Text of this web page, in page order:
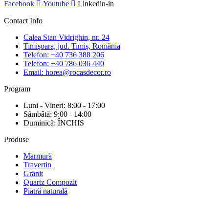
Facebook Youtube Linkedin-in
Contact Info
Calea Stan Vidrighin, nr. 24
Timișoara, jud. Timiș, România
Telefon: +40 736 388 206
Telefon: +40 786 036 440
Email: horea@rocasdecor.ro
Program
Luni - Vineri: 8:00 - 17:00
Sâmbâtă: 9:00 - 14:00
Duminică: ÎNCHIS
Produse
Marmură
Travertin
Granit
Quartz Compozit
Piatră naturală